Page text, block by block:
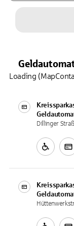
Dillinger
Loading